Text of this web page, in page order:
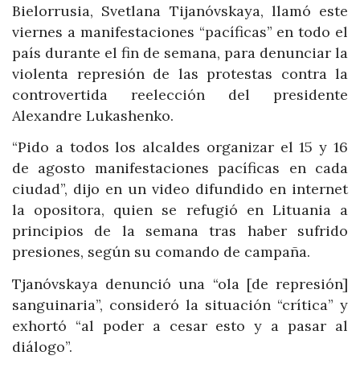
Bielorrusia, Svetlana Tijanóvskaya, llamó este
viernes a manifestaciones “pacíficas” en todo el
país durante el fin de semana, para denunciar la
violenta represión de las protestas contra la
controvertida reelección del presidente
Alexandre Lukashenko.
“Pido a todos los alcaldes organizar el 15 y 16
de agosto manifestaciones pacíficas en cada
ciudad”, dijo en un video difundido en internet
la opositora, quien se refugió en Lituania a
principios de la semana tras haber sufrido
presiones, según su comando de campaña.
Tjanóvskaya denunció una “ola [de represión]
sanguinaria”, consideró la situación “crítica” y
exhortó “al poder a cesar esto y a pasar al
diálogo”.